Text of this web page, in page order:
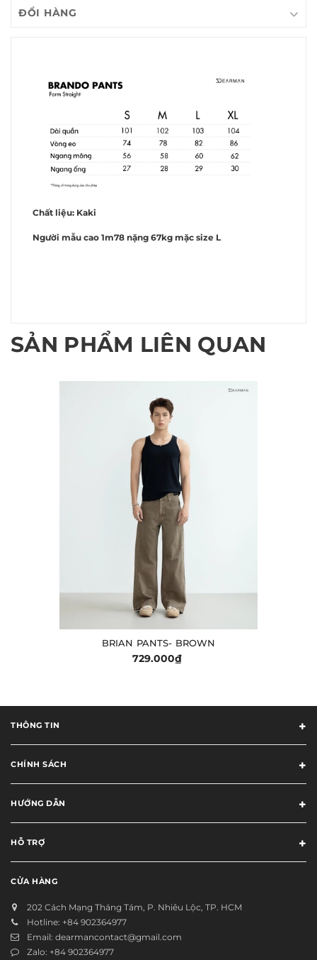
ĐỔI HÀNG
Chất liệu: Kaki
Người mẫu cao 1m78 nặng 67kg mặc size L
SẢN PHẨM LIÊN QUAN
BRIAN PANTS- BROWN
729.000₫
THÔNG TIN
CHÍNH SÁCH
HƯỚNG DẪN
HỖ TRỢ
CỬA HÀNG
202 Cách Mạng Tháng Tám, P. Nhiêu Lộc, TP. HCM
Hotline: +84 902364977
Email: dearmancontact@gmail.com
Zalo: +84 902364977